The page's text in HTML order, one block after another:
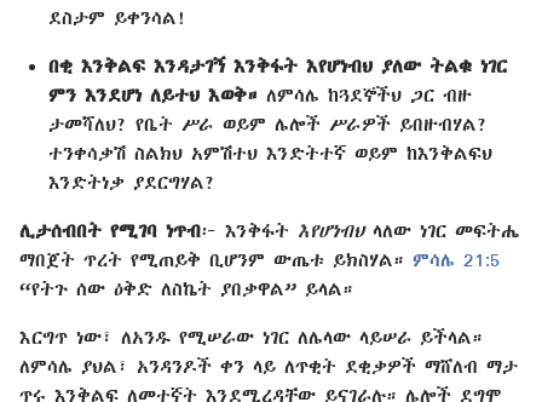
ደስታም ይቀንሳል!
በቂ እንቅልፍ እንዳታገኝ እንቅፋት እየሆነብህ ያለው ትልቁ ነገር
ምን እንደሆነ ለይተህ እወቅ። ለምሳሌ ከጓደኞችህ ጋር ብዙ
ታመሻለህ? የቤት ሥራ ወይም ሌሎች ሥራዎች ይበዙብሃል?
ተንቀሳቃሽ ስልክህ አምሽተህ እንድትተኛ ወይም ከእንቅልፍህ
እንድትነቃ ያደርግሃል?
ሊታሰብበት የሚገባ ነጥብ፦ እንቅፋት እየሆነብህላለው ነገር መፍትሔ
ማበጀት ጥረት የሚጠይቅ ቢሆንም ውጤቱ ይክስሃል። ምሳሌ 21:5
“የትጉ ሰው ዕቅድ ለስኬት ያበቃዋል” ይላል።
እርግጥ ነው፣ ለአንዱ የሚሠራው ነገር ለሌላው ላይሠራ ይችላል።
ለምሳሌ ያህል፣ አንዳንዶች ቀን ላይ ለጥቂት ደቂቃዎች ማሸለብ ማታ
ጥሩ እንቅልፍ ለመተኛት እንደሚረዳቸው ይናገራሉ። ሌሎች ደግሞ